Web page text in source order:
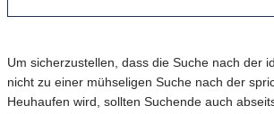
Um sicherzustellen, dass die Suche nach der
nicht zu einer mühseligen Suche nach der
Heuhaufen wird, sollten Suchende auch